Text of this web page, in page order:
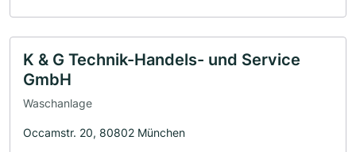
K & G Technik-Handels- und Service
GmbH
Waschanlage
Occamstr. 20, 80802 München